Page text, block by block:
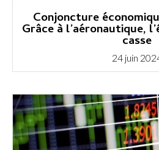
Conjoncture
Grâce à l’aéronautique,
casse
24 juin